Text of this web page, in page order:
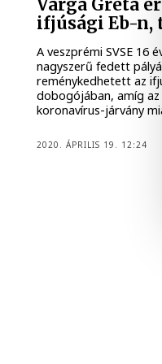
Varga Gréta
ifjúsági Eb-n,
A veszprémi SVSE 16
nagyszerű fedett
reménykedhetett az
dobogójában, amíg az
koronavírus-járvány
2020. ÁPRILIS 19. 12:24